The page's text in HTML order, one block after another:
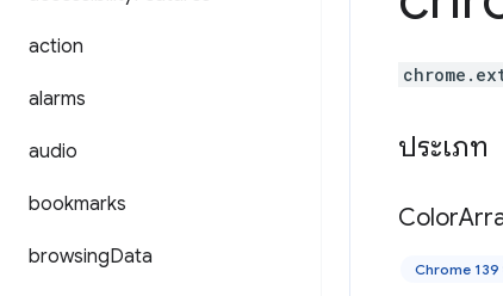
action
alarms
audio
bookmarks
browsingData
ประเภท
Color
Chrome 139